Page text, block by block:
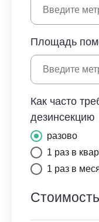
Площадь
Как часто
дезинсекцию
разово
1 раз в
1 раз в